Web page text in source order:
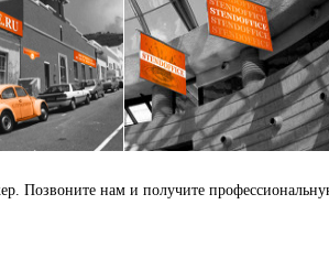
Позвоните нам и получите